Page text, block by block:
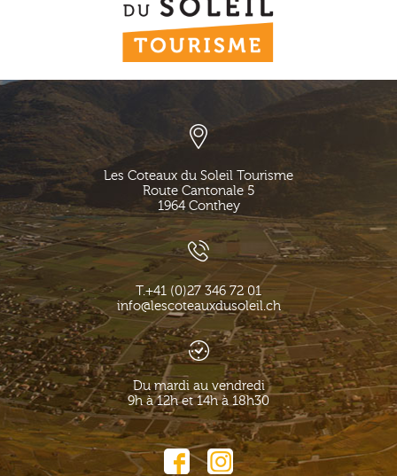
Les Coteaux du Soleil Tourisme
Route Cantonale 5
1964 Conthey
T.+41 (0)27 346 72 01
info@lescoteauxdusoleil.ch
Du mardi au vendredi
9h à 12h et 14h à 18h30